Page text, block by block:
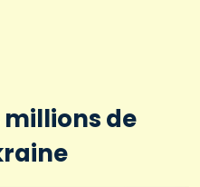
millions de